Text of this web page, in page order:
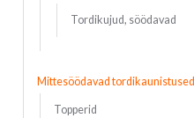
Tordikujud, söödavad
Mittesöödavad tordikaunistused
Topperid